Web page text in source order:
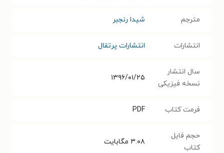
مترجم شیدا رنجبر
انتشارات انتشارات پرتقال
سال انتشار
نسخه فیزیکی
۱۳۹۶/۰۱/۲۵
فرمت کتاب PDF
حجم فایل
کتاب
۳.۰۸ مگابایت